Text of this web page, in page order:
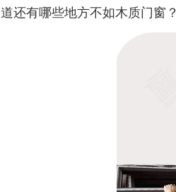
道还有哪些地方不如木质门窗？